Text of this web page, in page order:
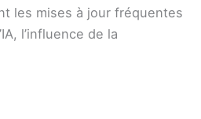
les mises à jour fréquentes
l’influence de la